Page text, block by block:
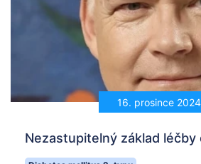
16. prosince 2024
Nezastupitelný základ